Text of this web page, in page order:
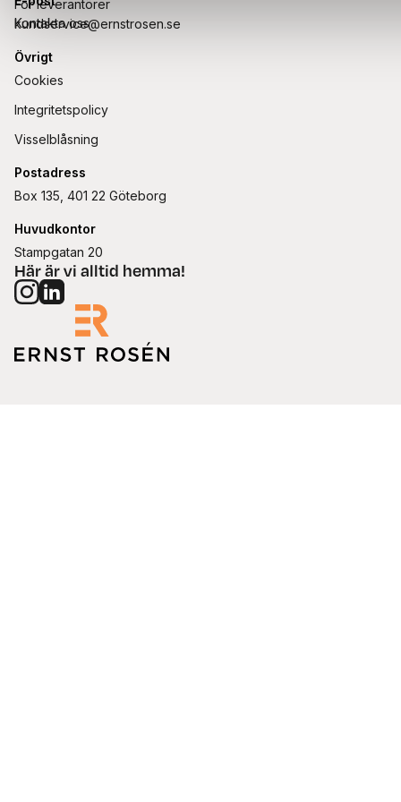
För leverantörer
Kontakta oss
Här är vi alltid hemma!
kundservice@ernstrosen.se
Övrigt
Cookies
Integritetspolicy
Visselblåsning
Postadress
Box 135, 401 22 Göteborg
Huvudkontor
Stampgatan 20